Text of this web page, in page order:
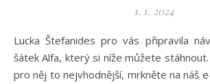
1. 1. 2024
Lucka Štefanides pro vás připravila návod na háčkovaný
šátek Alfa, který si níže můžete stáhnout.
pro něj to nejvhodnější, mrkněte na náš